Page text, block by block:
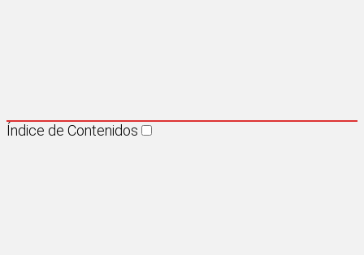
Índice de Contenidos